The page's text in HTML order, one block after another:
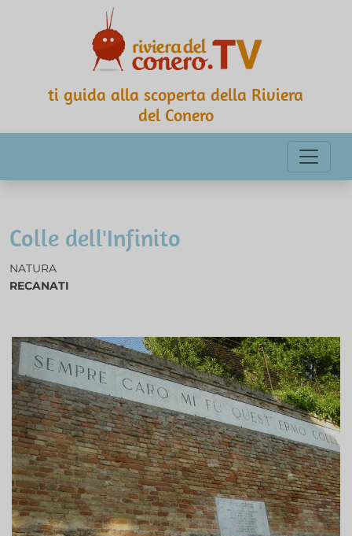
ti guida alla scoperta della Riviera
del Conero
Colle dell'Infinito
NATURA
RECANATI